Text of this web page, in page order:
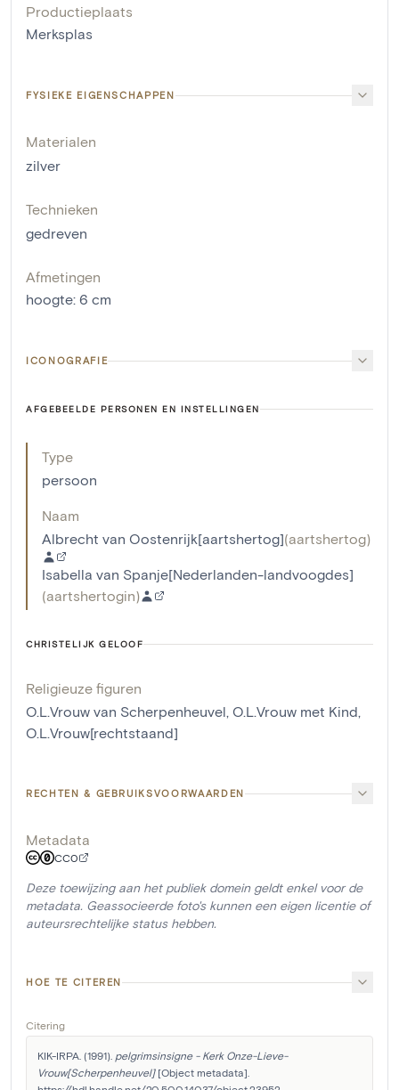
Productieplaats
Merksplas
FYSIEKE EIGENSCHAPPEN
Materialen
zilver
Technieken
gedreven
Afmetingen
hoogte: 6 cm
ICONOGRAFIE
AFGEBEELDE PERSONEN EN INSTELLINGEN
Type
persoon
Naam
Albrecht van Oostenrijk[aartshertog](aartshertog)
Isabella van Spanje[Nederlanden-landvoogdes]
(aartshertogin)
CHRISTELIJK GELOOF
Religieuze figuren
O.L.Vrouw van Scherpenheuvel, O.L.Vrouw met Kind,
O.L.Vrouw[rechtstaand]
RECHTEN & GEBRUIKSVOORWAARDEN
Metadata
CC0
Deze toewijzing aan het publiek domein geldt enkel voor de
metadata. Geassocieerde foto's kunnen een eigen licentie of
auteursrechtelijke status hebben.
HOE TE CITEREN
Citering
KIK-IRPA. (1991). pelgrimsinsigne - Kerk Onze-Lieve-
Vrouw[Scherpenheuvel] [Object metadata].